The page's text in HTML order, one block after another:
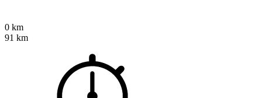
0 km
91 km